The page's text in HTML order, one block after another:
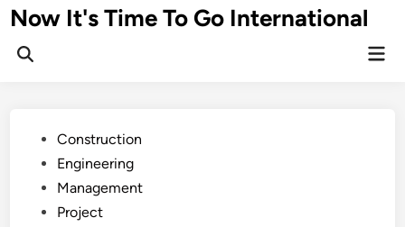
Skip
to
content
Now It's Time To Go International
PostedConstruction
Engineering
Management
Project